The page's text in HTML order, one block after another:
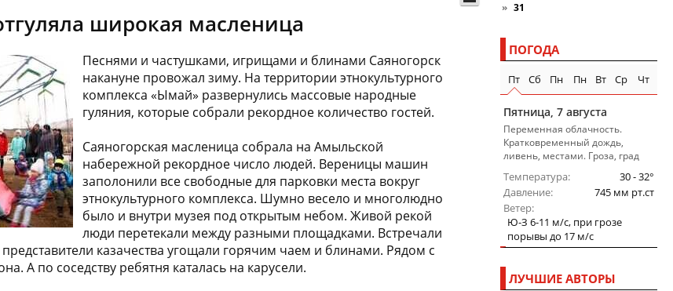
широкая масленица
Песнями и частушками, игрищами и блинами Саяногорск
накануне провожал зиму. На территории этнокультурного
комплекса «Ымай» развернулись массовые народные
гуляния, которые собрали рекордное количество гостей.
Саяногорская масленица собрала на Амыльской
набережной рекордное число людей. Вереницы машин
заполонили все свободные для парковки места вокруг
этнокультурного комплекса. Шумно весело и многолюдно
было и внутри музея под открытым небом. Живой рекой
люди перетекали между разными площадками. Встречали
представители казачества угощали горячим чаем и блинами. Рядом с
А по соседству ребятня каталась на карусели.
» 31
ПОГОДА
Пт Сб Пн Пн Вт Ср Чт
Пятница, 7 августа
Переменная облачность.
Кратковременный дождь,
ливень, местами. Гроза, град
Температура
30 - 32°
Давление
745 мм рт.ст
Ветер
Ю-З 6-11 м/c, при грозе
порывы до 17 м/c
ЛУЧШИЕ АВТОРЫ